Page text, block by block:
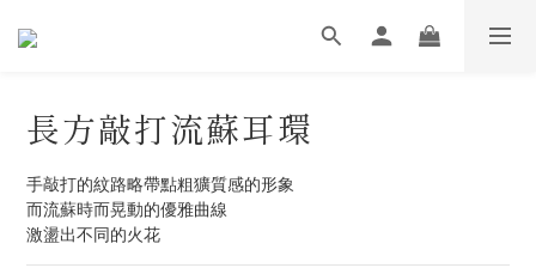
長方敲打流蘇耳環
手敲打的紋路略帶點粗獷質感的形象
而流蘇時而晃動的優雅曲線
激盪出不同的火花